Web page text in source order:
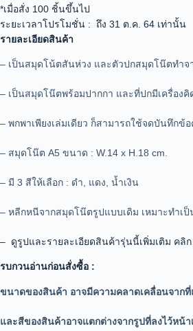
*เมื่อสั่ง 100 ชิ้นขึ้นไป
ระยะเวลาโปรโมชั่น : ถึง 31 ต.ค. 64 เท่านั้น
รายละเอียดสินค้า
– เป็นสมุดโน้ตสันห่วง และตัวปกสมุดโน๊ตทำจ
– เป็นสมุดโน๊ตพร้อมปากกา และที่ปกมีเครื่อง
– พกพาเพียงเล่มเดียว ก็สามารถใช้จดบันทึก
– สมุดโน๊ต A5 ขนาด : W.14 x H.18 cm.
– มี 3 สีให้เลือก : ดำ, แดง, น้ำเงิน
– หลีกหนีจากสมุดโน๊ตรูปแบบเดิม เหมาะทำเ
– ดูรูปและรายละเอียดสินค้ารุ่นนี้เพิ่มเติม คลิก
รบกวนอ่านก่อนสั่งซื้อ :
ขนาดของสินค้า อาจมีความคลาดเคลื่อนจากที่
และสีของสินค้าอาจแตกต่างจากรูปที่ลงไว้หน้